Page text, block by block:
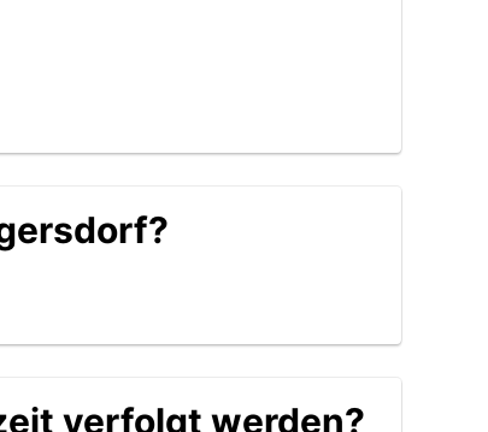
verfolgt werden?